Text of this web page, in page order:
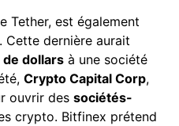
Tether, est également
Cette dernière aurait
de dollars à une société
Crypto Capital Corp,
ouvrir des sociétés-
crypto. Bitfinex prétend